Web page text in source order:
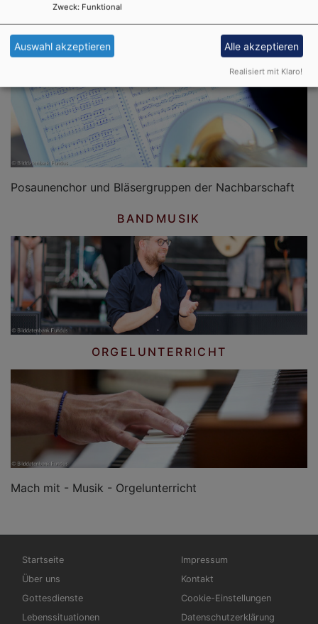
POSAUNENCHOR
Posaunenchor und Bläsergruppen der Nachbarschaft
BANDMUSIK
ORGELUNTERRICHT
Mach mit - Musik - Orgelunterricht
Hauptnavigation
Startseite
Über uns
Gottesdienste
Lebenssituationen
Fußbereichsmenü
Impressum
Kontakt
Cookie-Einstellungen
Datenschutzerklärung
Zweck: Funktional
Auswahl akzeptieren Alle akzeptieren
Realisiert mit Klaro!